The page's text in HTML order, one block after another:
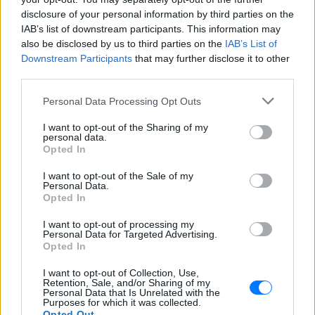
disclosure of your personal information by third parties on the
IAB’s list of downstream participants. This information may
also be disclosed by us to third parties on the IAB’s List of
Downstream Participants that may further disclose it to other
Personal Data Processing Opt Outs
I want to opt-out of the Sharing of my
personal data.
Opted In
I want to opt-out of the Sale of my
Personal Data.
Opted In
I want to opt-out of processing my
Personal Data for Targeted Advertising.
Opted In
I want to opt-out of Collection, Use,
Retention, Sale, and/or Sharing of my
Personal Data that Is Unrelated with the
Purposes for which it was collected.
ΔΕΙΤΕ ΕΠΙΣΗΣ
Ο Λάκης Γαβαλάς έκλεισε τα 74
και μοιράστηκε ένα μήνυμα που